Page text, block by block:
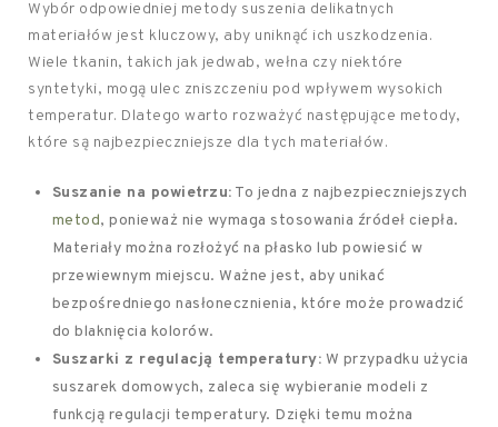
Wybór odpowiedniej metody suszenia delikatnych
materiałów jest kluczowy, aby uniknąć ich uszkodzenia.
Wiele tkanin, takich jak jedwab, wełna czy niektóre
syntetyki, mogą ulec zniszczeniu pod wpływem wysokich
temperatur. Dlatego warto rozważyć następujące metody,
które są najbezpieczniejsze dla tych materiałów.
Suszanie na powietrzu: To jedna z najbezpieczniejszych
metod, ponieważ nie wymaga stosowania źródeł ciepła.
Materiały można rozłożyć na płasko lub powiesić w
przewiewnym miejscu. Ważne jest, aby unikać
bezpośredniego nasłonecznienia, które może prowadzić
do blaknięcia kolorów.
Suszarki z regulacją temperatury: W przypadku użycia
suszarek domowych, zaleca się wybieranie modeli z
funkcją regulacji temperatury. Dzięki temu można